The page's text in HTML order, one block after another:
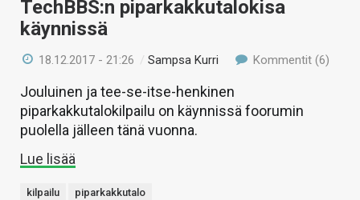
TechBBS:n piparkakkutalokisa
käynnissä
18.12.2017 - 21:26 /Sampsa Kurri Kommentit (6)
Jouluinen ja tee-se-itse-henkinen
piparkakkutalokilpailu on käynnissä foorumin
puolella jälleen tänä vuonna.
Lue lisää
kilpailu piparkakkutalo